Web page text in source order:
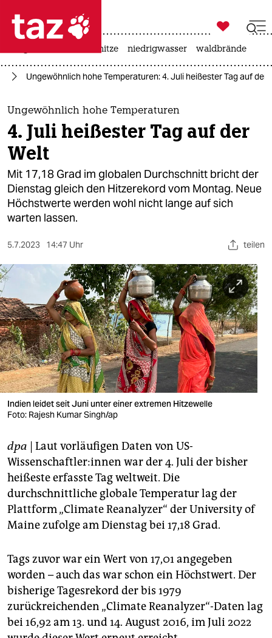
 taz zahl ich
taz zahl ich
themen
politik
öko
gesellschaft
kultur
sport
berlin
nord
wahrheit
verlag
verlag
veranstaltungen
fragen & hilfe
unterstützen
abo
genossenschaft

taz zahl ich
hitze niedrigwasser waldbrände
Ungewöhnlich hohe Temperaturen: 4. Juli heißester Tag auf der
Ungewöhnlich hohe Temperaturen
4. Juli heißester Tag auf der
Welt
Mit 17,18 Grad im globalen Durchschnitt bricht der
Dienstag gleich den Hitzerekord vom Montag. Neue
Höchstwerte werden wohl nicht lange auf sich
warten lassen.
5.7.2023 14:47 Uhr teilen
Indien leidet seit Juni unter einer extremen Hitzewelle
Foto: Rajesh Kumar Singh/ap
dpa | Laut vorläufigen Daten von US-
Wissenschaftler:innen war der 4. Juli der bisher
heißeste erfasste Tag weltweit. Die
durchschnittliche globale Temperatur lag der
Plattform „Climate Reanalyzer“ der University of
Maine zufolge am Dienstag bei 17,18 Grad.
Tags zuvor war ein Wert von 17,01 angegeben
worden – auch das war schon ein Höchstwert. Der
bisherige Tagesrekord der bis 1979
zurückreichenden „Climate Reanalyzer“-Daten lag
bei 16,92 am 13. und 14. August 2016, im Juli 2022